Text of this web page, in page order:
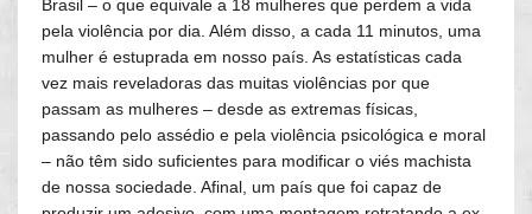
Brasil – o que equivale a 18 mulheres que perdem a vida
pela violência por dia. Além disso, a cada 11 minutos, uma
mulher é estuprada em nosso país. As estatísticas cada
vez mais reveladoras das muitas violências por que
passam as mulheres – desde as extremas físicas,
passando pelo assédio e pela violência psicológica e moral
– não têm sido suficientes para modificar o viés machista
de nossa sociedade. Afinal, um país que foi capaz de